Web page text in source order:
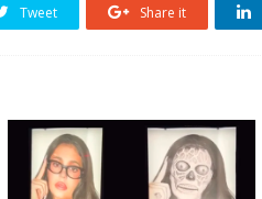
Tweet Share it